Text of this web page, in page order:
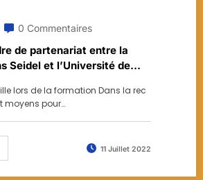
0 Commentaires
de partenariat entre la
Seidel et l’Université de
au centre des
lors de la formation Dans la rec
moyens pour…
11 Juillet 2022